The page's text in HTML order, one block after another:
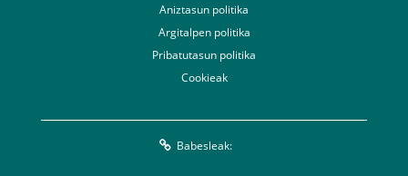
Aniztasun politika
Argitalpen politika
Pribatutasun politika
Cookieak
Babesleak: